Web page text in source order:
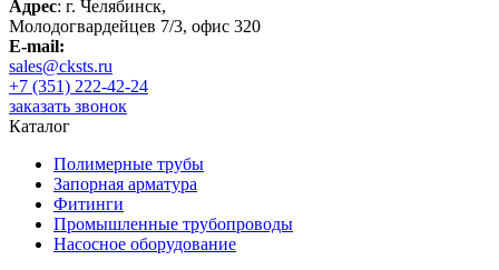
Адрес: г. Челябинск,
Молодогвардейцев 7/3, офис 320
E-mail:
sales@cksts.ru
+7 (351) 222-42-24
заказать звонок
Каталог
Полимерные трубы
Запорная арматура
Фитинги
Промышленные трубопроводы
Насосное оборудование